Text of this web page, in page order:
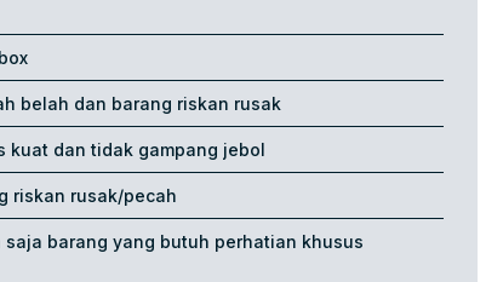
belah dan barang riskan rusak
kuat dan tidak gampang jebol
riskan rusak/pecah
barang yang butuh perhatian khusus